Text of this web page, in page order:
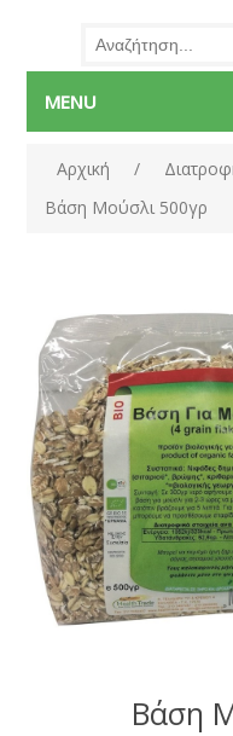
MENU
Αρχική /
Βάση Μούσλι 500γρ
Βάση